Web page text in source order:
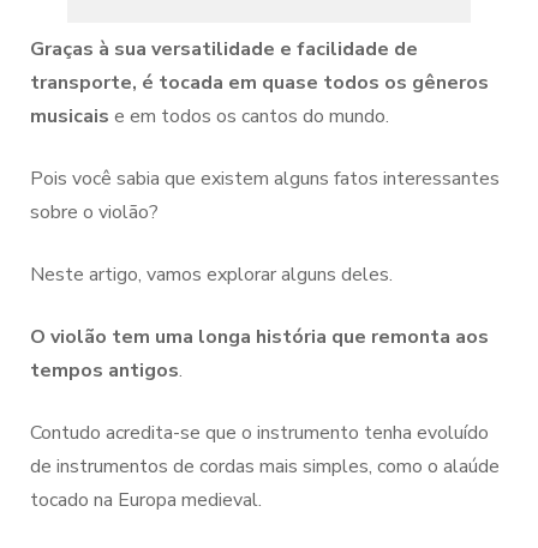
Graças à sua versatilidade e facilidade de
transporte, é tocada em quase todos os gêneros
musicais e em todos os cantos do mundo.
Pois você sabia que existem alguns fatos interessantes
sobre o violão?
Neste artigo, vamos explorar alguns deles.
O violão tem uma longa história que remonta aos
tempos antigos.
Contudo acredita-se que o instrumento tenha evoluído
de instrumentos de cordas mais simples, como o alaúde
tocado na Europa medieval.